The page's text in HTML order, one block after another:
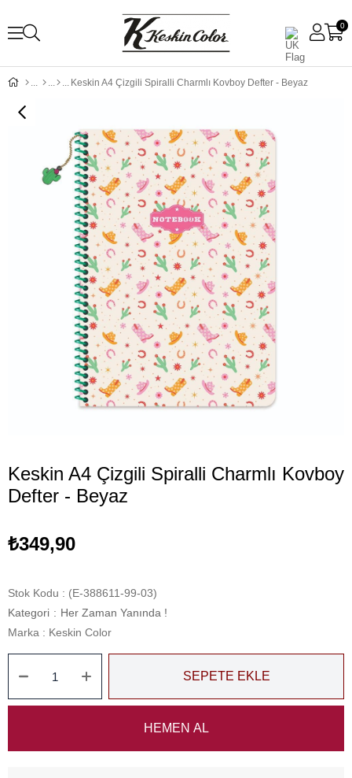
0
Keskin A4 Çizgili Spiralli Charmlı Kovboy Defter - Beyaz
Keskin A4 Çizgili Spiralli Charmlı Kovboy
Defter - Beyaz
₺349,90
Stok Kodu
(E-388611-99-03)
Kategori : Her Zaman Yanında !
Marka : Keskin Color